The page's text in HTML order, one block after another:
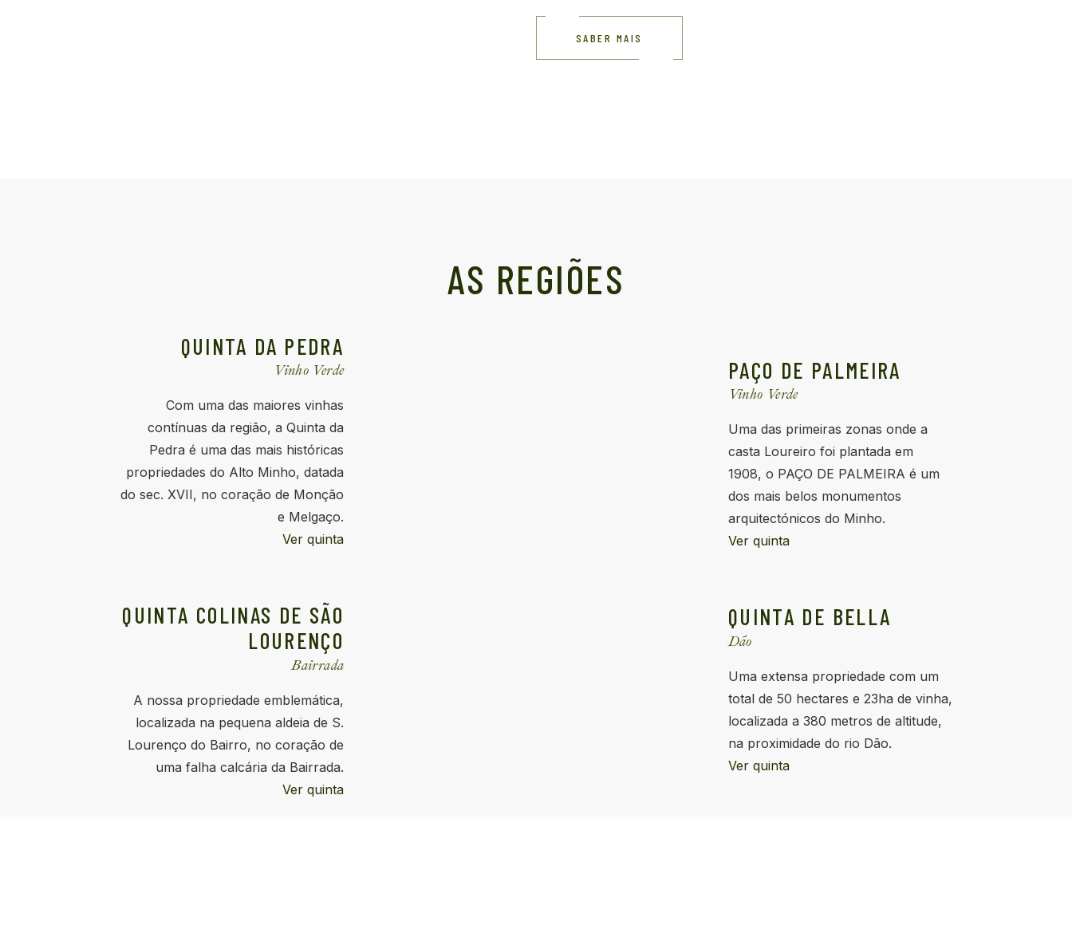
SABER MAIS
AS REGIÕES
QUINTA DA PEDRA
Vinho Verde
Com uma das maiores vinhas
contínuas da região, a Quinta da
Pedra é uma das mais históricas
propriedades do Alto Minho, datada
do sec. XVII, no coração de Monção
e Melgaço.
Ver quinta
QUINTA COLINAS DE SÃO
LOURENÇO
Bairrada
A nossa propriedade emblemática,
localizada na pequena aldeia de S.
Lourenço do Bairro, no coração de
uma falha calcária da Bairrada.
Ver quinta
PAÇO DE PALMEIRA
Vinho Verde
Uma das primeiras zonas onde a
casta Loureiro foi plantada em
1908, o PAÇO DE PALMEIRA é um
dos mais belos monumentos
arquitectónicos do Minho.
Ver quinta
QUINTA DE BELLA
Dão
Uma extensa propriedade com um
total de 50 hectares e 23ha de vinha,
localizada a 380 metros de altitude,
na proximidade do rio Dão.
Ver quinta